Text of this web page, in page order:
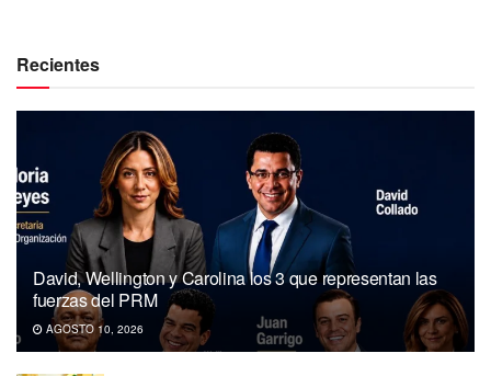
Recientes
David, Wellington y Carolina los 3 que representan las
fuerzas del PRM
AGOSTO 10, 2026